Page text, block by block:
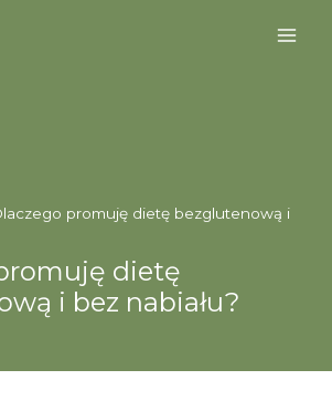
promuję dietę bezglutenową i
dietę
i bez nabiału?